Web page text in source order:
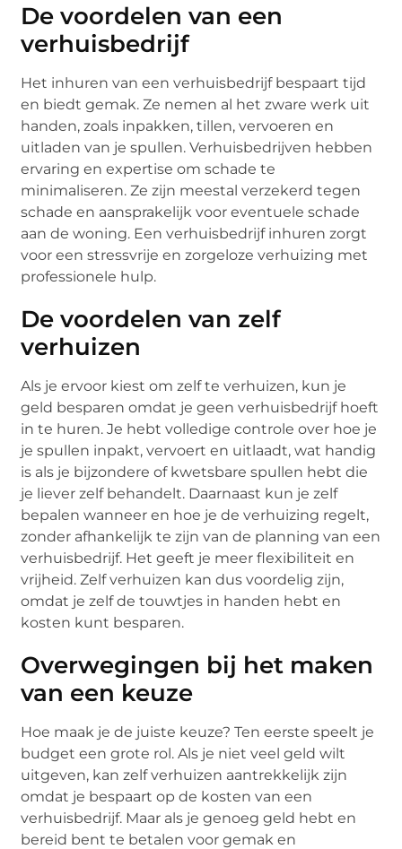
De voordelen van een
verhuisbedrijf
Het inhuren van een verhuisbedrijf bespaart tijd
en biedt gemak. Ze nemen al het zware werk uit
handen, zoals inpakken, tillen, vervoeren en
uitladen van je spullen. Verhuisbedrijven hebben
ervaring en expertise om schade te
minimaliseren. Ze zijn meestal verzekerd tegen
schade en aansprakelijk voor eventuele schade
aan de woning. Een verhuisbedrijf inhuren zorgt
voor een stressvrije en zorgeloze verhuizing met
professionele hulp.
De voordelen van zelf
verhuizen
Als je ervoor kiest om zelf te verhuizen, kun je
geld besparen omdat je geen verhuisbedrijf hoeft
in te huren. Je hebt volledige controle over hoe je
je spullen inpakt, vervoert en uitlaadt, wat handig
is als je bijzondere of kwetsbare spullen hebt die
je liever zelf behandelt. Daarnaast kun je zelf
bepalen wanneer en hoe je de verhuizing regelt,
zonder afhankelijk te zijn van de planning van een
verhuisbedrijf. Het geeft je meer flexibiliteit en
vrijheid. Zelf verhuizen kan dus voordelig zijn,
omdat je zelf de touwtjes in handen hebt en
kosten kunt besparen.
Overwegingen bij het maken
van een keuze
Hoe maak je de juiste keuze? Ten eerste speelt je
budget een grote rol. Als je niet veel geld wilt
uitgeven, kan zelf verhuizen aantrekkelijk zijn
omdat je bespaart op de kosten van een
verhuisbedrijf. Maar als je genoeg geld hebt en
bereid bent te betalen voor gemak en